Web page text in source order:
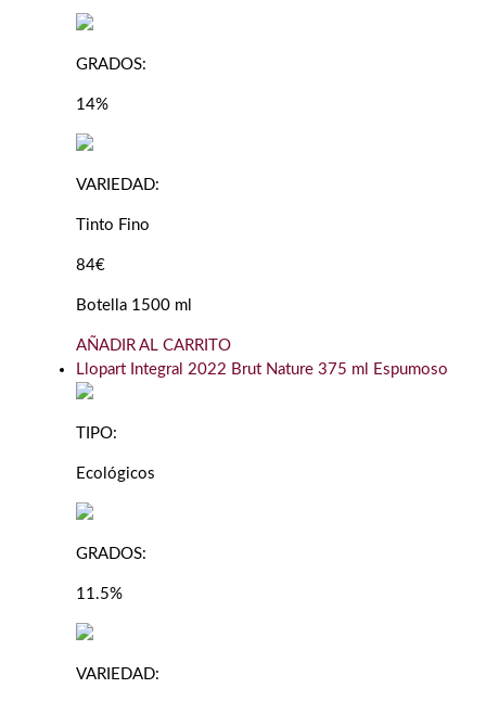
GRADOS:
14%
VARIEDAD:
Tinto Fino
84€
Botella 1500 ml
AÑADIR AL CARRITO
Llopart Integral 2022 Brut Nature 375 ml Espumoso
TIPO:
Ecológicos
GRADOS:
11.5%
VARIEDAD: